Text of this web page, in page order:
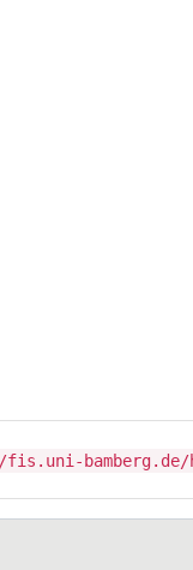
bamberg.de/